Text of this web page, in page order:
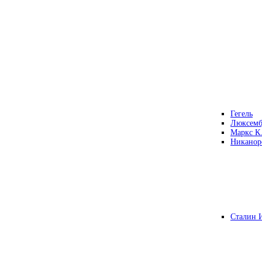
Гегель
Маркс К.
Сталин